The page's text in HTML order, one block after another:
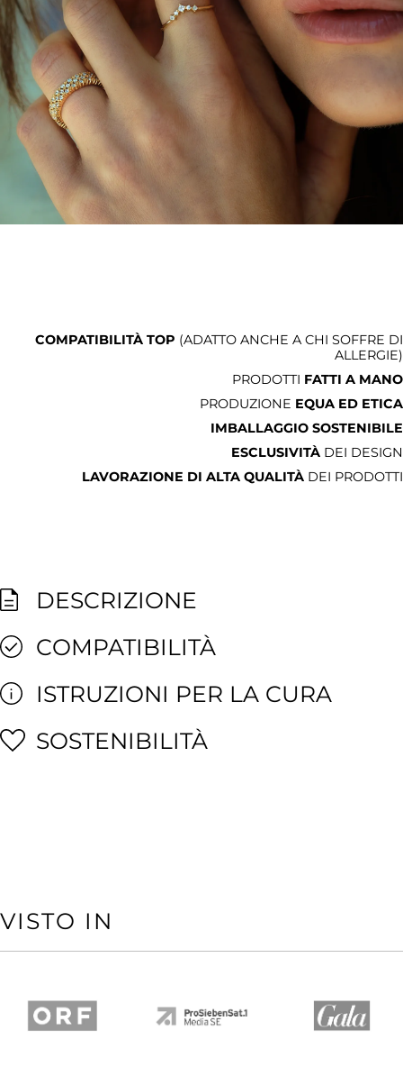
COMPATIBILITÀ TOP (ADATTO ANCHE A CHI SOFFRE DI
ALLERGIE)
PRODOTTI FATTI A MANO
PRODUZIONE EQUA ED ETICA
IMBALLAGGIO SOSTENIBILE
ESCLUSIVITÀ DEI DESIGN
LAVORAZIONE DI ALTA QUALITÀ DEI PRODOTTI
DESCRIZIONE
COMPATIBILITÀ
ISTRUZIONI PER LA CURA
SOSTENIBILITÀ
VISTO IN